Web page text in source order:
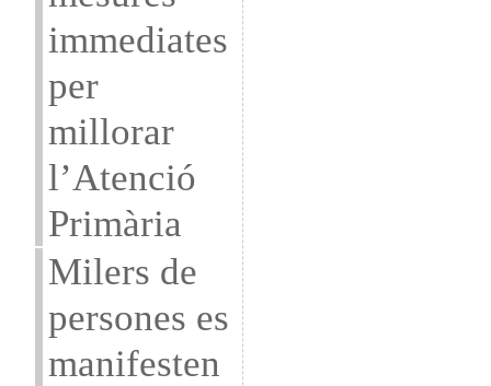
immediates
per
millorar
l’Atenció
Primària
Milers de
persones es
manifesten